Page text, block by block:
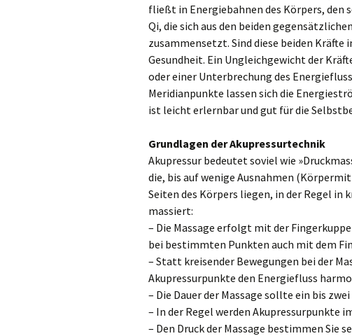
Schüßler-Salze: Natürlich
abnehmen
So wirken Schüßler-Salze
Die 50 besten Säure-
Killer
Maria Lohmanns Säure-
Basen-Kochbuch
Der Basen-Doktor
fließt in Energiebahnen des Körpers, den
Qi, die sich aus den beiden
zusammensetzt. Sind diese beiden
Gesundheit. Ein Ungleichgewicht der
oder einer Unterbrechung des
Meridianpunkte lassen sich die
ist leicht erlernbar und gut für die
Grundlagen der Akupressurtechnik
Akupressur bedeutet soviel wie
die, bis auf wenige Ausnahmen
Seiten des Körpers liegen, in der Regel in
massiert:
– Die Massage erfolgt mit der
bei bestimmten Punkten auch mit dem
– Statt kreisender Bewegungen bei der
Akupressurpunkte den Energiefluss
– Die Dauer der Massage sollte ein bis
– In der Regel werden Akupressurpunkte
– Den Druck der Massage bestimmen Sie